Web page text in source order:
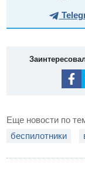
Еще новости по
беспилотники